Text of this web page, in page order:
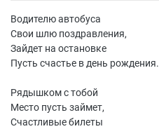
Водителю автобуса
Свои шлю поздравления,
Зайдет на остановке
Пусть счастье в день рождения.
Рядышком с тобой
Место пусть займет,
Счастливые билеты